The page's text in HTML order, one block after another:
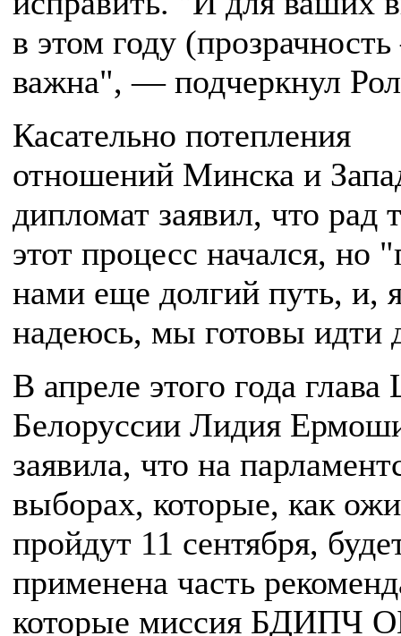
в этом году
важна", — подчеркнул
Касательно потепления
отношений Минска и
дипломат заявил, что рад
этот процесс начался, но
нами еще долгий путь, и,
надеюсь, мы готовы идти
В апреле этого года
Белоруссии Лидия
заявила, что на
выборах, которые, как
пройдут 11 сентября,
применена часть
которые миссия БДИПЧ